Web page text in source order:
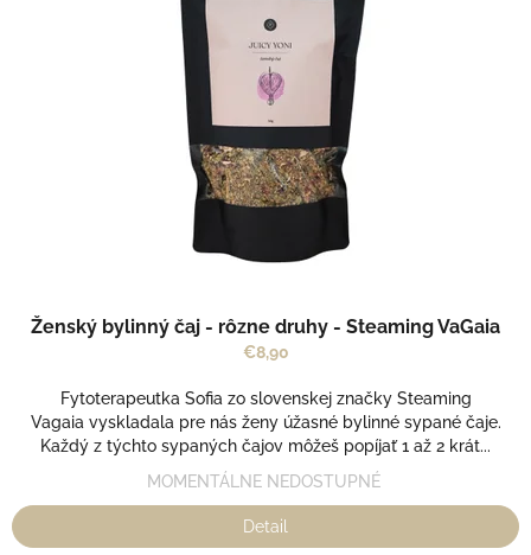
Ženský bylinný čaj - rôzne druhy - Steaming VaGaia
€8,90
Fytoterapeutka Sofia zo slovenskej značky Steaming
Vagaia vyskladala pre nás ženy úžasné bylinné sypané čaje.
Každý z týchto sypaných čajov môžeš popíjať 1 až 2 krát...
MOMENTÁLNE NEDOSTUPNÉ
Detail